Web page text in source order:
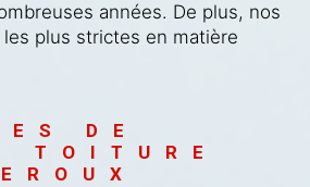
années. De plus, nos
plus strictes en matière
DE
TOITURE